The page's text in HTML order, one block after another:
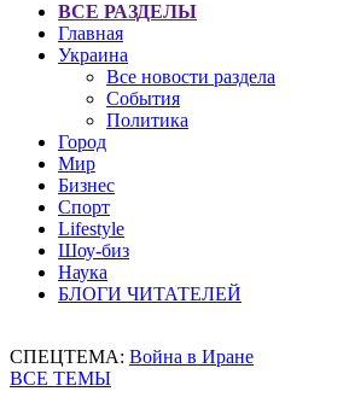
ВСЕ РАЗДЕЛЫ
Главная
Украина
Все новости раздела
События
Политика
Город
Мир
Бизнес
Спорт
Lifestyle
Шоу-биз
Наука
БЛОГИ ЧИТАТЕЛЕЙ
СПЕЦТЕМА: Война в Иране
ВСЕ ТЕМЫ